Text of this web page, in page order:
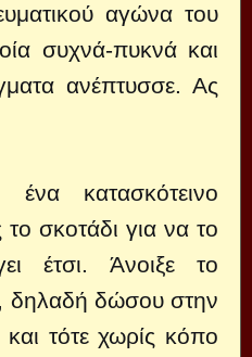
αγώνα του
συχνά-πυκνά και
ανέπτυσσε. Ας
κατασκότεινο
σκοτάδι για να το
έτσι. Άνοιξε το
δώσου στην
τότε χωρίς κόπο